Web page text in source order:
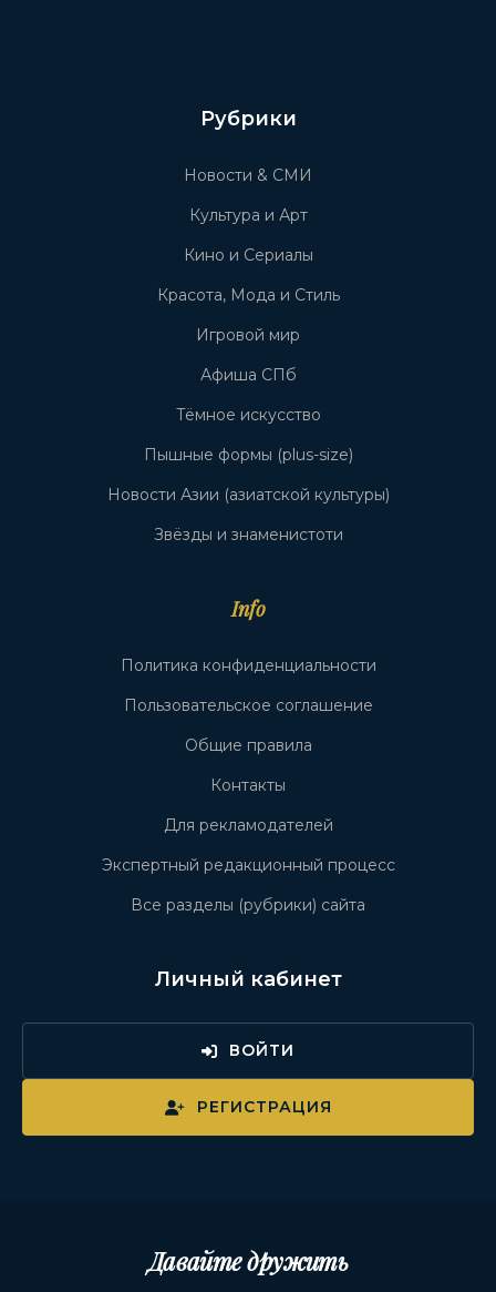
Рубрики
Новости & СМИ
Культура и Арт
Кино и Сериалы
Красота, Мода и Стиль
Игровой мир
Афиша СПб
Тёмное искусство
Пышные формы (plus-size)
Новости Азии (азиатской культуры)
Звёзды и знаменистоти
Info
Политика конфиденциальности
Пользовательское соглашение
Общие правила
Контакты
Для рекламодателей
Экспертный редакционный процесс
Все разделы (рубрики) сайта
Личный кабинет
ВОЙТИ
РЕГИСТРАЦИЯ
Давайте дружить